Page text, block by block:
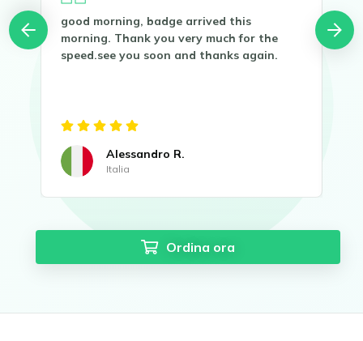
good morning, badge arrived this
morning. Thank you very much for the
speed.see you soon and thanks again.
Alessandro R.
Italia
Ordina ora